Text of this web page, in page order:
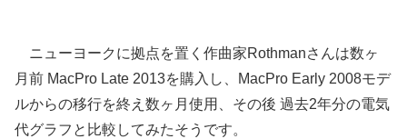
ニューヨークに拠点を置く作曲家Rothmanさんは数ヶ
月前 MacPro Late 2013を購入し、MacPro Early 2008モデ
ルからの移行を終え数ヶ月使用、その後 過去2年分の電気
代グラフと比較してみたそうです。